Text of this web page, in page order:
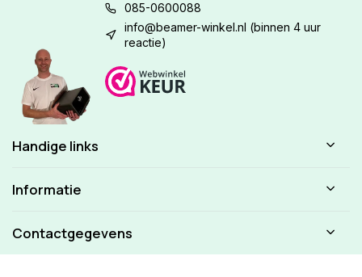
085-0600088
info@beamer-winkel.nl (binnen 4 uur
reactie)
Handige links
Informatie
Contactgegevens